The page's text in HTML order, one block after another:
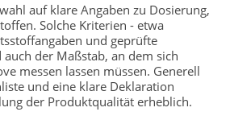
auf klare Angaben zu Dosierung,
Solche Kriterien - etwa
und geprüfte
der Maßstab, an dem sich
messen lassen müssen. Generell
und eine klare Deklaration
der Produktqualität erheblich.